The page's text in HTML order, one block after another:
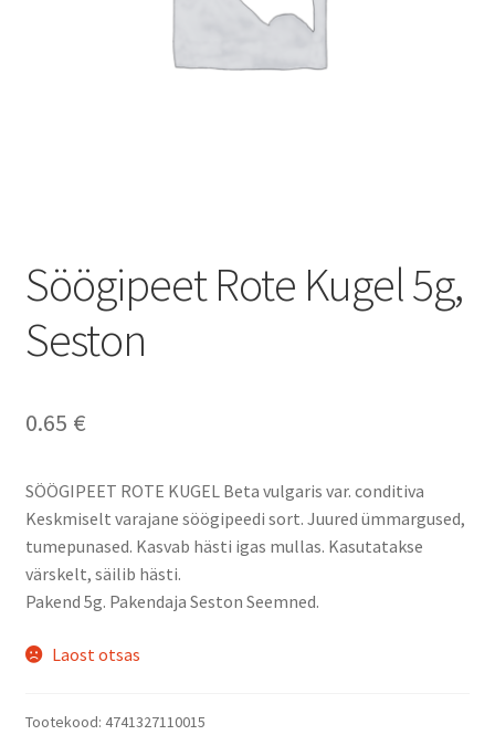
Söögipeet Rote Kugel 5g,
Seston
0.65 €
SÖÖGIPEET ROTE KUGEL Beta vulgaris var. conditiva
Keskmiselt varajane söögipeedi sort. Juured ümmargused,
tumepunased. Kasvab hästi igas mullas. Kasutatakse
värskelt, säilib hästi.
Pakend 5g. Pakendaja Seston Seemned.
Laost otsas
Tootekood: 4741327110015